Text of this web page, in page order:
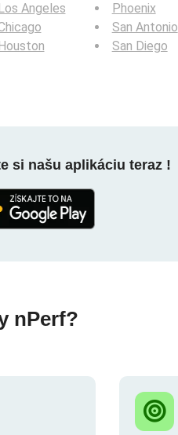
Angeles
Phoenix
San Antonio
San Diego
si našu aplikáciu teraz !
nPerf?